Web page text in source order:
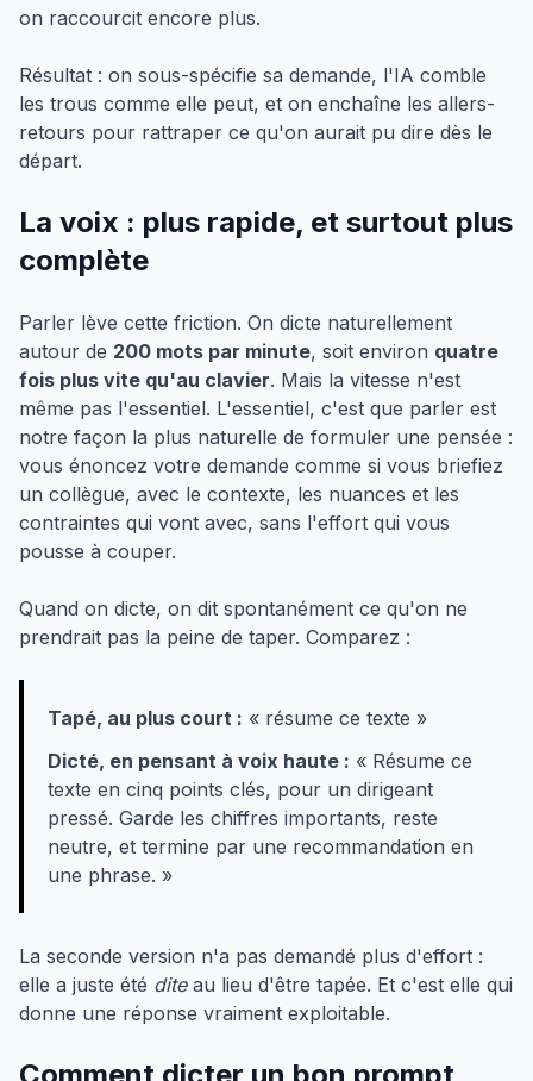
on raccourcit encore plus.
Résultat : on sous-spécifie sa demande, l'IA comble
les trous comme elle peut, et on enchaîne les allers-
retours pour rattraper ce qu'on aurait pu dire dès le
départ.
La voix : plus rapide, et surtout plus
complète
Parler lève cette friction. On dicte naturellement
autour de 200 mots par minute, soit environ quatre
fois plus vite qu'au clavier. Mais la vitesse n'est
même pas l'essentiel. L'essentiel, c'est que parler est
notre façon la plus naturelle de formuler une pensée :
vous énoncez votre demande comme si vous briefiez
un collègue, avec le contexte, les nuances et les
contraintes qui vont avec, sans l'effort qui vous
pousse à couper.
Quand on dicte, on dit spontanément ce qu'on ne
prendrait pas la peine de taper. Comparez :
Tapé, au plus court : « résume ce texte »
Dicté, en pensant à voix haute : « Résume ce
texte en cinq points clés, pour un dirigeant
pressé. Garde les chiffres importants, reste
neutre, et termine par une recommandation en
une phrase. »
La seconde version n'a pas demandé plus d'effort :
elle a juste été diteau lieu d'être tapée. Et c'est elle qui
donne une réponse vraiment exploitable.